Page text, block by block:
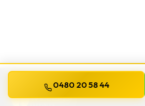
WILLEMS
0480 20 58 44